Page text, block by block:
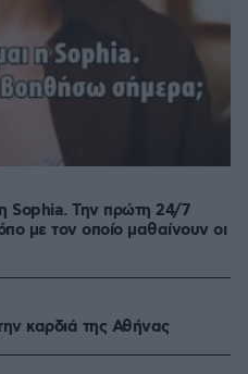
Sophia. Την πρώτη 24/7
με τον οποίο μαθαίνουν οι
καρδιά της Αθήνας